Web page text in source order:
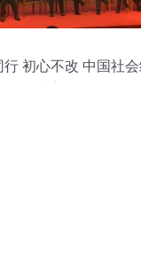
行 初心不改 中国社